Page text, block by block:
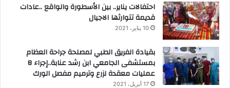
احتفالات يناير.. بين الأسطورة والواقع ..عادات
قديمة تتوارثها الاجيال
10 يناير، 2021
بقيادة الفريق الطبي لمصلحة جراحة العظام
بمستشفى الجامعي ابن رشد عنابة..إجراء 8
عمليات معقدة لزرع وترميم مفصل الورك
17 أبريل، 2021